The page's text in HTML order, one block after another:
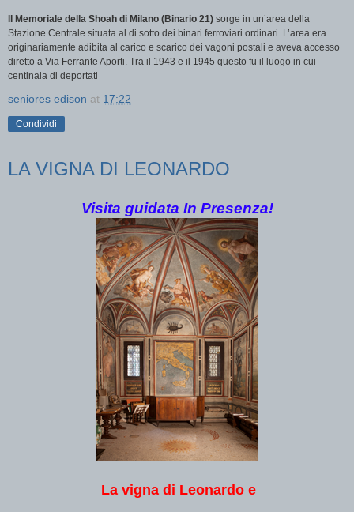
Il Memoriale della Shoah di Milano (Binario 21) sorge in un’area della
Stazione Centrale situata al di sotto dei binari ferroviari ordinari. L’area era
originariamente adibita al carico e scarico dei vagoni postali e aveva accesso
diretto a Via Ferrante Aporti. Tra il 1943 e il 1945 questo fu il luogo in cui
centinaia di deportati
seniores edison at 17:22
Condividi
LA VIGNA DI LEONARDO
Visita guidata In Presenza!
La vigna di Leonardo e